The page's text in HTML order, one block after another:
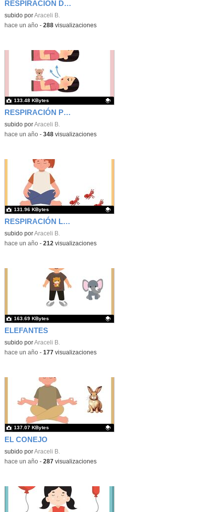
RESPIRACIÓN DEL GATO
Contenido educativo.
subido porAraceli B.
-hace un año- 288visualizaciones
RESPIRACIÓN PELUCHE
Contenido educativo.
subido porAraceli B.
133.48 KBytes
-hace un año- 348visualizaciones
RESPIRACIÓN LAS FLORES
Contenido educativo.
subido porAraceli B.
131.96 KBytes
-hace un año- 212 visualizaciones
ELEFANTES
Contenido educativo.
subido porAraceli B.
163.69 KBytes
-hace un año- 177visualizaciones
EL CONEJO
Contenido educativo.
subido porAraceli B.
137.07 KBytes
-hace un año- 287visualizaciones